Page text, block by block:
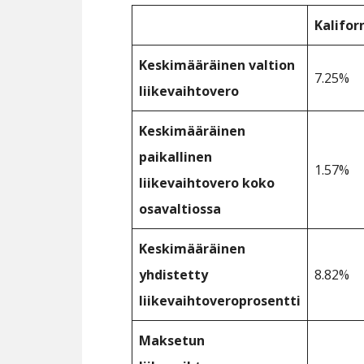
Keskimääräinen valtion
liikevaihtovero
7.25%
Keskimääräinen
paikallinen
liikevaihtovero koko
osavaltiossa
1.57%
Keskimääräinen
yhdistetty
liikevaihtoveroprosentti
8.82%
Maksetun